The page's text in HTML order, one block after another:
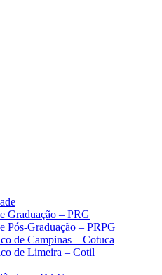
Graduação – PRG
Pós-Graduação – PRPG
de Campinas – Cotuca
de Limeira – Cotil